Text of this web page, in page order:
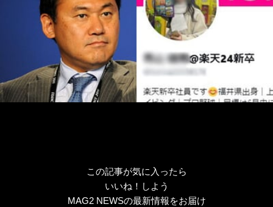
この記事が気に入ったら
いいね！しよう
MAG2 NEWSの最新情報をお届け